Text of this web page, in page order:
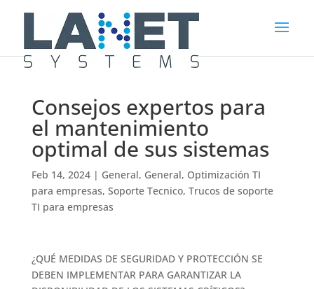
Consejos expertos para
el mantenimiento
optimal de sus sistemas
Feb 14, 2024| General, General, Optimización TI
para empresas, Soporte Tecnico, Trucos de soporte
TI para empresas
¿QUÉ MEDIDAS DE SEGURIDAD Y PROTECCIÓN SE
DEBEN IMPLEMENTAR PARA GARANTIZAR LA